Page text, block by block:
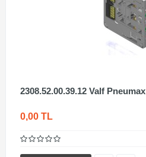
2308.52.00.39.12 Valf Pneumax
0,00 TL